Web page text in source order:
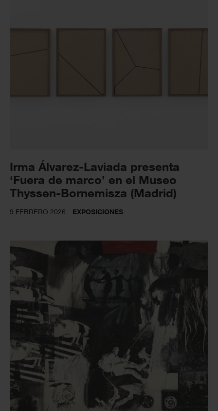
Irma Álvarez-Laviada presenta
‘Fuera de marco’ en el Museo
Thyssen-Bornemisza (Madrid)
9 FEBRERO 2026 EXPOSICIONES